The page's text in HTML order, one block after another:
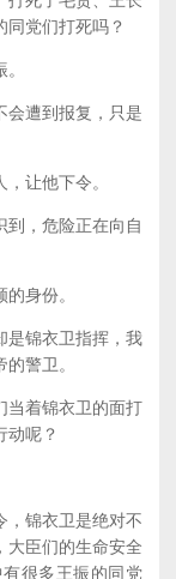
同党们打死吗？
遭到报复，只是
让他下令。
，危险正在向自
身份。
锦衣卫指挥，我
警卫。
着锦衣卫的面打
动呢？
锦衣卫是绝对不
大臣们的生命安全
很多王振的同党